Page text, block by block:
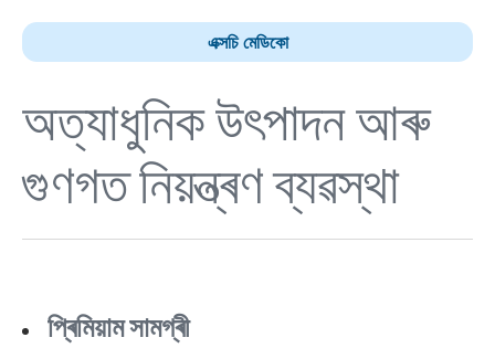
এক্সচি মেডিকো
অত্যাধুনিক উৎপাদন আৰু
গুণগত নিয়ন্ত্ৰণ ব্যৱস্থা
প্ৰিমিয়াম সামগ্ৰী